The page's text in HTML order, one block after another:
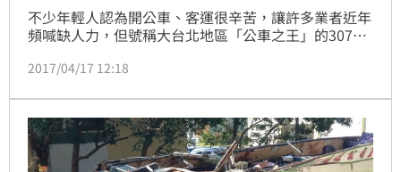
不少年輕人認為開公車、客運很辛苦，讓許多業者近年
頻喊缺人力，但號稱大台北地區「公車之王」的307公
曝薪水，表示他目前一天跑3趟，就領57K，最少也有
2017/04/17 12:18